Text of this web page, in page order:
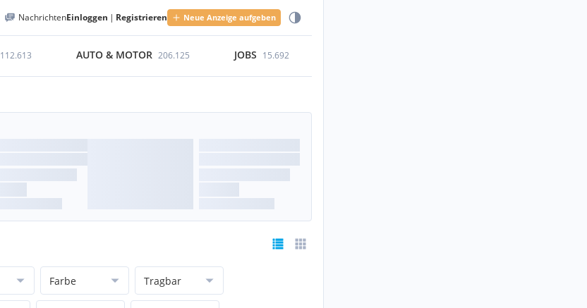
NachrichtenEinloggen | Registrieren Neue Anzeige aufgeben
112.613 AUTO & MOTOR 206.125 JOBS 15.692
Farbe Tragbar